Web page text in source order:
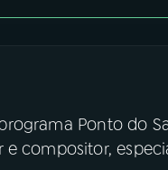
Ponto do
compositor,